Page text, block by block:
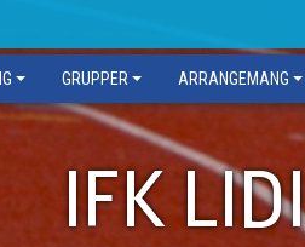
GRUPPER ARRANGEMANG
IFK